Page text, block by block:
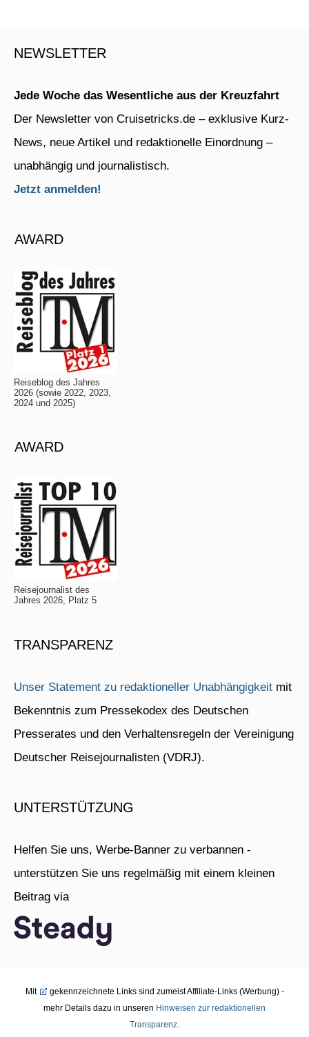
NEWSLETTER
Jede Woche das Wesentliche aus der Kreuzfahrt
Der Newsletter von Cruisetricks.de – exklusive Kurz-
News, neue Artikel und redaktionelle Einordnung –
unabhängig und journalistisch.
Jetzt anmelden!
AWARD
Reiseblog des Jahres
2026 (sowie 2022, 2023,
2024 und 2025)
AWARD
Reisejournalist des
Jahres 2026, Platz 5
TRANSPARENZ
Unser Statement zu redaktioneller Unabhängigkeit mit
Bekenntnis zum Pressekodex des Deutschen
Presserates und den Verhaltensregeln der Vereinigung
Deutscher Reisejournalisten (VDRJ).
UNTERSTÜTZUNG
Helfen Sie uns, Werbe-Banner zu verbannen -
unterstützen Sie uns regelmäßig mit einem kleinen
Beitrag via
Mit
gekennzeichnete Links sind zumeist Affiliate-Links (Werbung) -
mehr Details dazu in unseren Hinweisen zur redaktionellen
Transparenz